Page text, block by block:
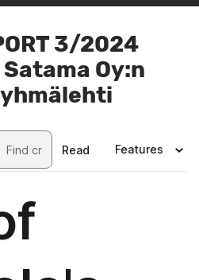
3/2024
Oy:n